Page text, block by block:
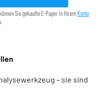
Sie gekaufte E-Paper in Ihrem Konto
– sie sind